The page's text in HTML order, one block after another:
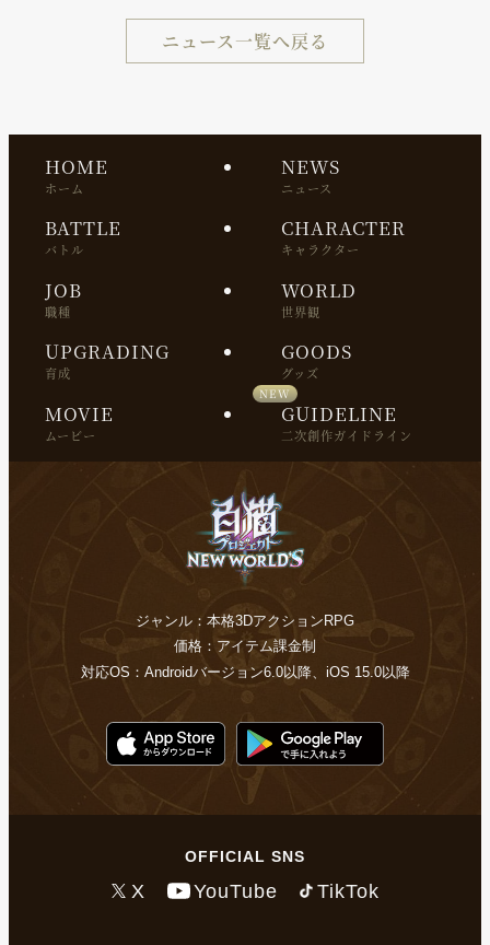
ニュース一覧へ戻る
HOME
ホーム
NEWS
ニュース
BATTLE
バトル
CHARACTER
キャラクター
JOB
職種
WORLD
世界観
UPGRADING
育成
GOODS
グッズ
MOVIE
ムービー
GUIDELINE
二次創作ガイドライン
ジャンル：本格3DアクションRPG
価格：アイテム課金制
対応OS：Androidバージョン6.0以降、iOS 15.0以降
OFFICIAL SNS
X YouTube TikTok